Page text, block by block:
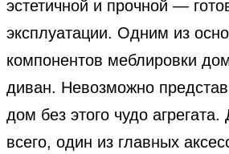
эстетичной и прочной —
эксплуатации. Одним из
компонентов меблировки
диван. Невозможно
дом без этого чудо
всего, один из главных